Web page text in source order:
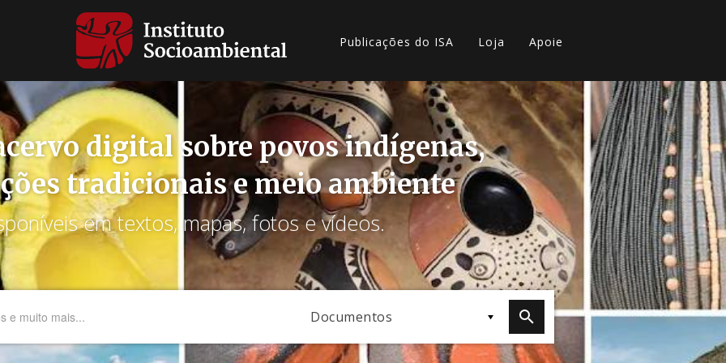
Publicações do ISA Loja Apoie
digital sobre povos indígenas,
tradicionais e meio ambiente
em textos, mapas, fotos e vídeos.
Documentos